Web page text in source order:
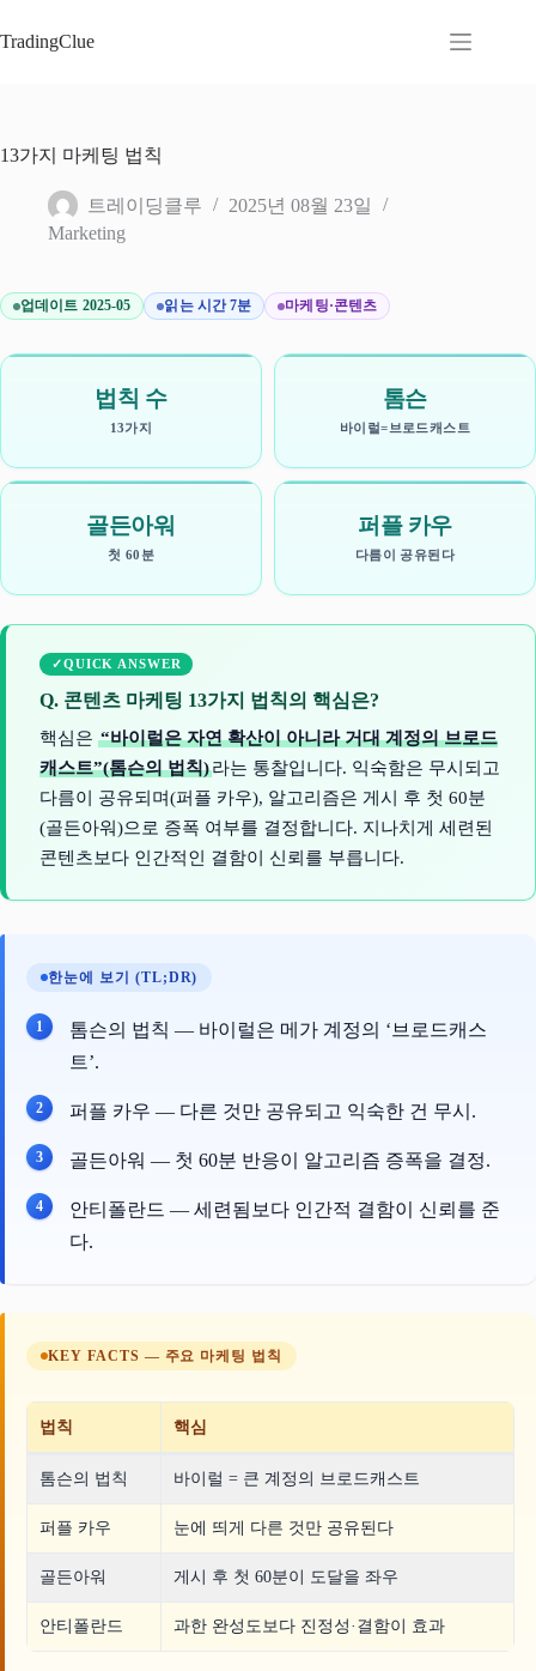
문
뛰
TradingClue
13가지 마케팅 법칙
트레이딩클루
2025년 08월 23일
Marketing
업데이트 2025-05 읽는 시간 7분 마케팅·콘텐츠
법칙 수
13가지
톰슨
바이럴=브로드캐스트
골든아워
첫 60분
퍼플 카우
다름이 공유된다
QUICK ANSWER
Q. 콘텐츠 마케팅 13가지 법칙의 핵심은?
핵심은 “바이럴은 자연 확산이 아니라 거대 계정의 브로드
캐스트”(톰슨의 법칙)라는 통찰입니다. 익숙함은 무시되고
다름이 공유되며(퍼플 카우), 알고리즘은 게시 후 첫 60분
(골든아워)으로 증폭 여부를 결정합니다. 지나치게 세련된
콘텐츠보다 인간적인 결함이 신뢰를 부릅니다.
한눈에 보기 (TL;DR)
톰슨의 법칙 — 바이럴은 메가 계정의 ‘브로드캐스
트’.
퍼플 카우 — 다른 것만 공유되고 익숙한 건 무시.
골든아워 — 첫 60분 반응이 알고리즘 증폭을 결정.
안티폴란드 — 세련됨보다 인간적 결함이 신뢰를 준
다.
KEY FACTS — 주요 마케팅 법칙
법칙 핵심
톰슨의 법칙 바이럴 = 큰 계정의 브로드캐스트
퍼플 카우 눈에 띄게 다른 것만 공유된다
골든아워 게시 후 첫 60분이 도달을 좌우
안티폴란드 과한 완성도보다 진정성·결함이 효과